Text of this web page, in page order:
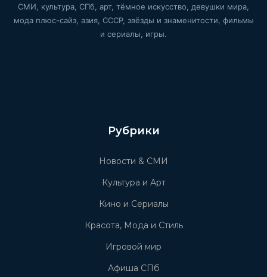
СМИ, культура, СПб, арт, тёмное искусство, девушки мира,
мода плюс-сайз, азия, СССР, звёзды и знаменитости, фильмы
и сериалы, игры.
Рубрики
Новости & СМИ
Культура и Арт
Кино и Сериалы
Красота, Мода и Стиль
Игровой мир
Афиша СПб